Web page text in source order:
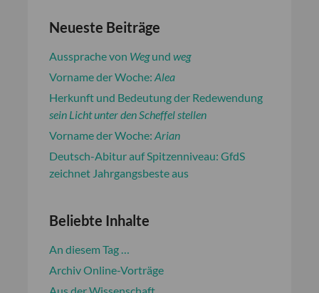
Neueste Beiträge
Aussprache von Wegund weg
Vorname der Woche: Alea
Herkunft und Bedeutung der Redewendung
sein Licht unter den Scheffel stellen
Vorname der Woche: Arian
Deutsch-Abitur auf Spitzenniveau: GfdS
zeichnet Jahrgangsbeste aus
Beliebte Inhalte
An diesem Tag …
Archiv Online-Vorträge